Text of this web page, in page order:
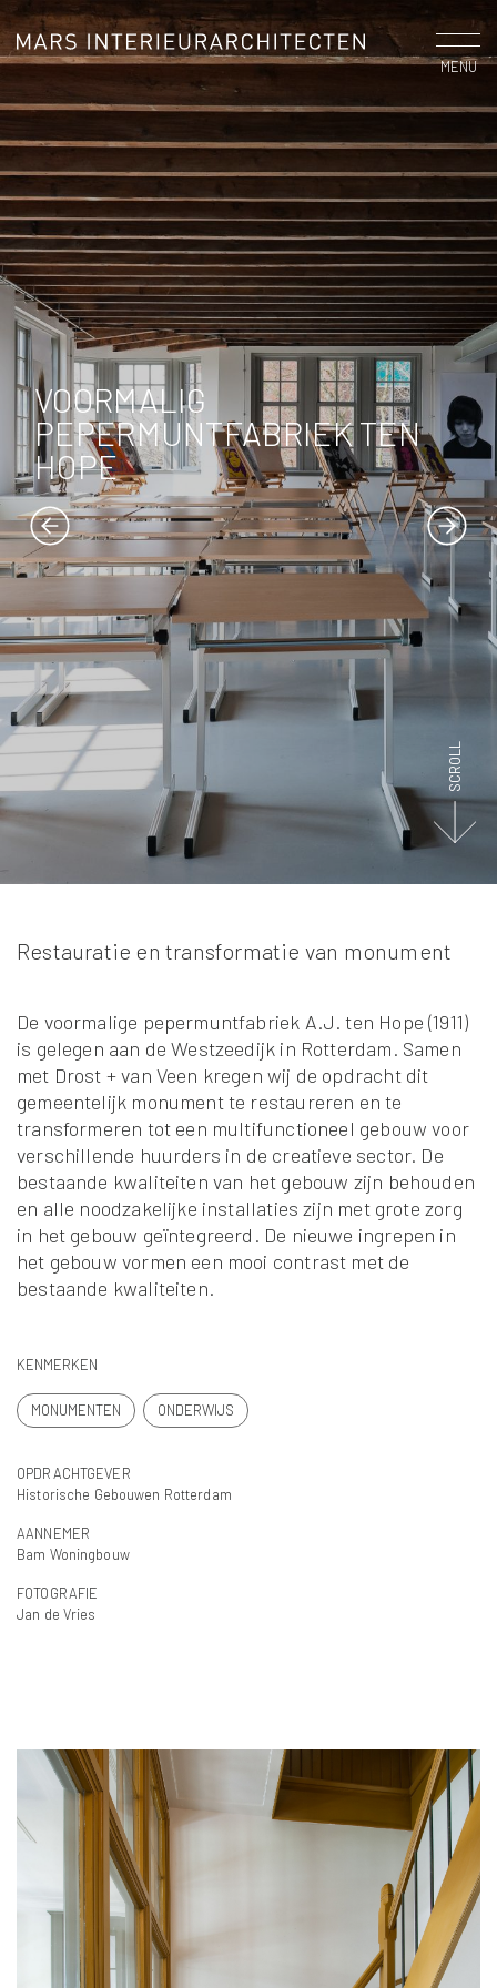
MENU
VOORMALIG
PEPERMUNTFABRIEK TEN
HOPE
SCROLL
Restauratie en transformatie van monument
De voormalige pepermuntfabriek A.J. ten Hope (1911)
is gelegen aan de Westzeedijk in Rotterdam. Samen
met Drost + van Veen kregen wij de opdracht dit
gemeentelijk monument te restaureren en te
transformeren tot een multifunctioneel gebouw voor
verschillende huurders in de creatieve sector. De
bestaande kwaliteiten van het gebouw zijn behouden
en alle noodzakelijke installaties zijn met grote zorg
in het gebouw geïntegreerd. De nieuwe ingrepen in
het gebouw vormen een mooi contrast met de
bestaande kwaliteiten.
KENMERKEN
MONUMENTEN ONDERWIJS
OPDRACHTGEVER
Historische Gebouwen Rotterdam
AANNEMER
Bam Woningbouw
FOTOGRAFIE
Jan de Vries